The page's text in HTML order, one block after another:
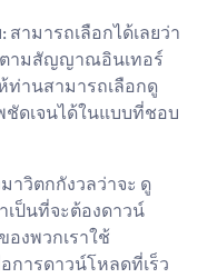
สามารถเลือกได้เลยว่า
ตามสัญญาณอินเทอร์
านสามารถเลือกดู
ดเจนได้ในแบบที่ชอบ
าวิตกกังวลว่าจะ ดู
ป็นที่จะต้องดาวน์
งพวกเราใช้
การดาวน์โหลดที่เร็ว